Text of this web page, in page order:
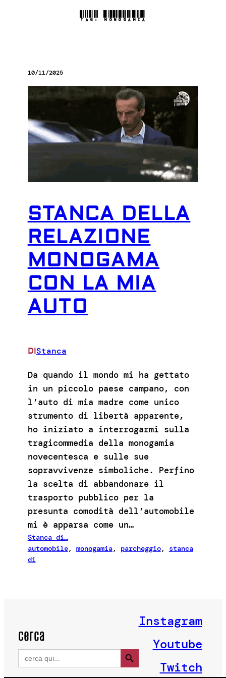
TAG:MONOGAMIA
10/11/2025
STANCA DELLA
RELAZIONE
MONOGAMA
CON LA MIA
AUTO
DIStanca
Da quando il mondo mi ha gettato
in un piccolo paese campano, con
l’auto di mia madre come unico
strumento di libertà apparente,
ho iniziato a interrogarmi sulla
tragicommedia della monogamia
novecentesca e sulle sue
sopravvivenze simboliche. Perfino
la scelta di abbandonare il
trasporto pubblico per la
presunta comodità dell’automobile
mi è apparsa come un…
Stanca di…
automobile, monogamia, parcheggio, stanca
di
cerca
Search
for:
Search Button
Instagram
Youtube
Twitch